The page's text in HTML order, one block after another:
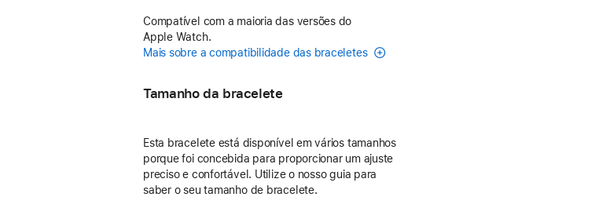
Compatível com a maioria das versões do
Apple Watch.
Mais sobre a compatibilidade das braceletes
Tamanho da bracelete
Esta bracelete está disponível em vários tamanhos
porque foi concebida para proporcionar um ajuste
preciso e confortável. Utilize o nosso guia para
saber o seu tamanho de bracelete.